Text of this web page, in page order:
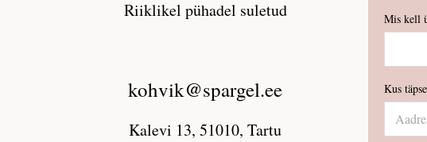
Riiklikel pühadel suletud
kohvik@spargel.ee
Kalevi 13, 51010, Tartu
Mis kell
Kus